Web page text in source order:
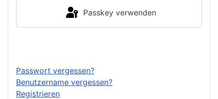
Passkey verwenden
Passwort vergessen?
Benutzername vergessen?
Registrieren